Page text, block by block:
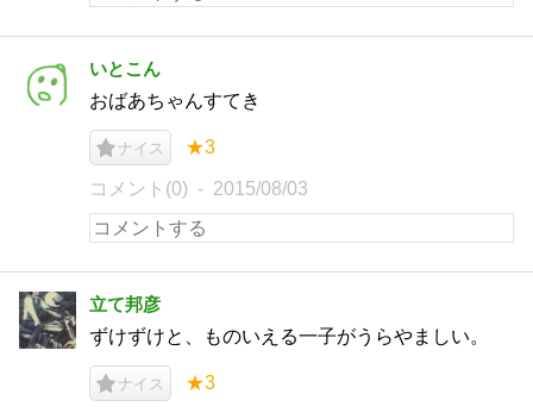
いとこん
おばあちゃんすてき
ナイス ★3
コメント(0) 2015/08/03
立て邦彦
ずけずけと、ものいえる一子がうらやましい。
ナイス ★3